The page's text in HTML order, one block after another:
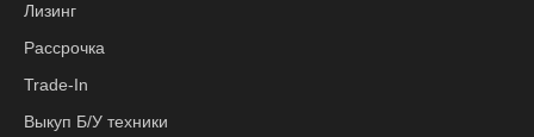
Лизинг
Рассрочка
Trade-In
Выкуп Б/У техники